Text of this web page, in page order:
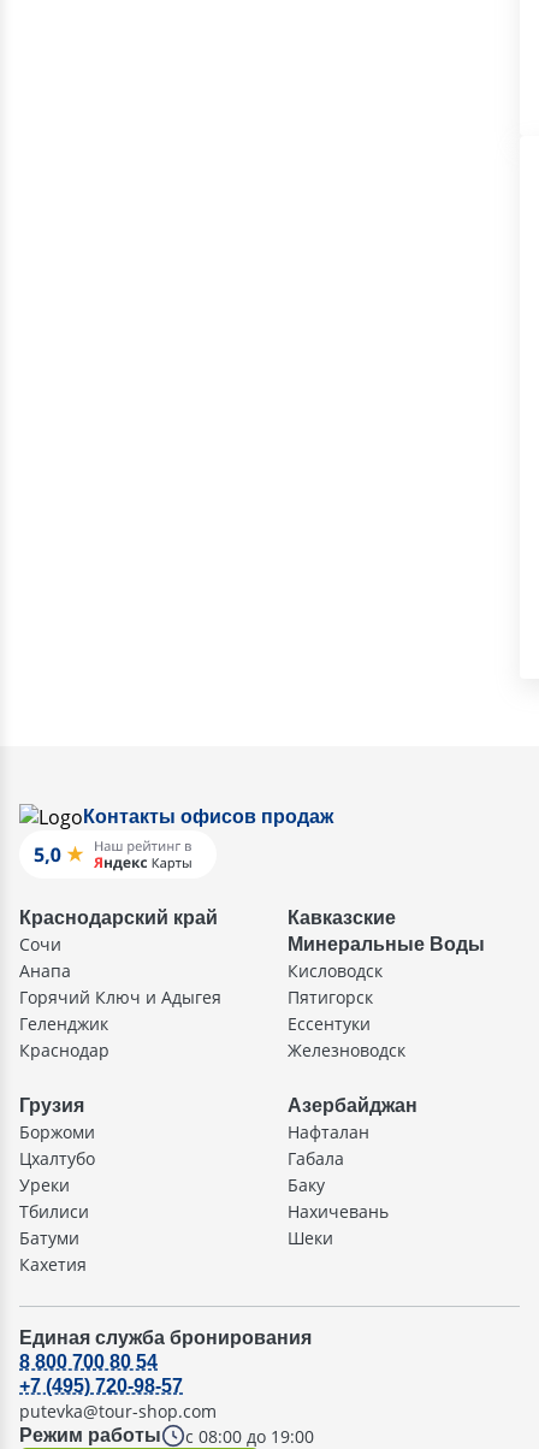
Контакты офисов продаж
Краснодарский край
Сочи
Анапа
Горячий Ключ и Адыгея
Геленджик
Краснодар
Кавказские
Минеральные Воды
Кисловодск
Пятигорск
Ессентуки
Железноводск
Грузия
Боржоми
Цхалтубо
Уреки
Тбилиси
Батуми
Кахетия
Азербайджан
Нафталан
Габала
Баку
Нахичевань
Шеки
Единая служба бронирования
Режим работы с 08:00 до 19:00
8 800 700 80 54
+7 (495) 720-98-57
putevka@tour-shop.com